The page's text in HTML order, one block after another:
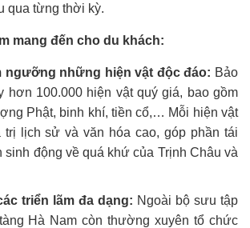
qua từng thời kỳ.
mang đến cho du khách:
ngưỡng những hiện vật độc đáo: Bảo
hơn 100.000 hiện vật quý giá, bao gồm
Phật, binh khí, tiền cổ,… Mỗi hiện vật
trị lịch sử và văn hóa cao, góp phần tái
sinh động về quá khứ của Trịnh Châu và
triển lãm đa dạng: Ngoài bộ sưu tập
Hà Nam còn thường xuyên tổ chức